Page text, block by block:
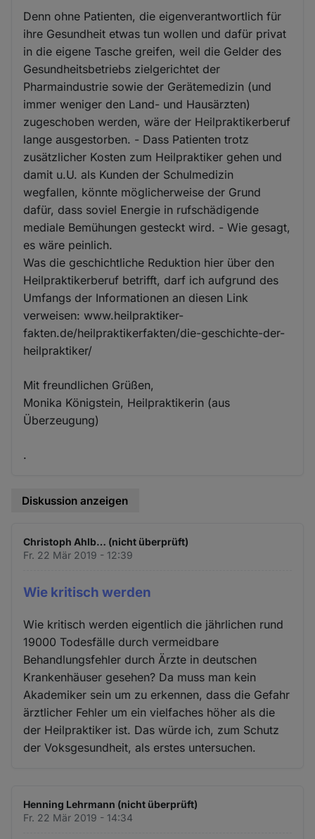
Denn ohne Patienten, die eigenverantwortlich für
ihre Gesundheit etwas tun wollen und dafür privat
in die eigene Tasche greifen, weil die Gelder des
Gesundheitsbetriebs zielgerichtet der
Pharmaindustrie sowie der Gerätemedizin (und
immer weniger den Land- und Hausärzten)
zugeschoben werden, wäre der Heilpraktikerberuf
lange ausgestorben. - Dass Patienten trotz
zusätzlicher Kosten zum Heilpraktiker gehen und
damit u.U. als Kunden der Schulmedizin
wegfallen, könnte möglicherweise der Grund
dafür, dass soviel Energie in rufschädigende
mediale Bemühungen gesteckt wird. - Wie gesagt,
es wäre peinlich.
Was die geschichtliche Reduktion hier über den
Heilpraktikerberuf betrifft, darf ich aufgrund des
Umfangs der Informationen an diesen Link
verweisen: www.heilpraktiker-
fakten.de/heilpraktikerfakten/die-geschichte-der-
heilpraktiker/
Mit freundlichen Grüßen,
Monika Königstein, Heilpraktikerin (aus
Überzeugung)
.
Diskussion anzeigen
Christoph Ahlb… (nicht überprüft)
Fr. 22 Mär 2019 - 12:39
Wie kritisch werden
Wie kritisch werden eigentlich die jährlichen rund
19000 Todesfälle durch vermeidbare
Behandlungsfehler durch Ärzte in deutschen
Krankenhäuser gesehen? Da muss man kein
Akademiker sein um zu erkennen, dass die Gefahr
ärztlicher Fehler um ein vielfaches höher als die
der Heilpraktiker ist. Das würde ich, zum Schutz
der Voksgesundheit, als erstes untersuchen.
Henning Lehrmann (nicht überprüft)
Fr. 22 Mär 2019 - 14:34